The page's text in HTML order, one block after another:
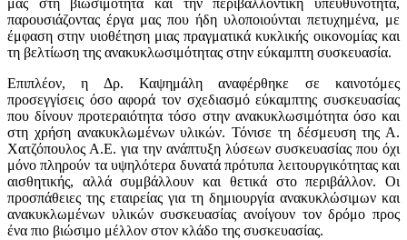
μας στη βιωσιμότητα και την περιβαλλοντική υπευθυνότητα,
παρουσιάζοντας έργα μας που ήδη υλοποιούνται πετυχημένα, με
έμφαση στην υιοθέτηση μιας πραγματικά κυκλικής οικονομίας και
τη βελτίωση της ανακυκλωσιμότητας στην εύκαμπτη συσκευασία.
Επιπλέον, η Δρ. Καψημάλη αναφέρθηκε σε καινοτόμες
προσεγγίσεις όσο αφορά τον σχεδιασμό εύκαμπτης συσκευασίας
που δίνουν προτεραιότητα τόσο στην ανακυκλωσιμότητα όσο και
στη χρήση ανακυκλωμένων υλικών. Τόνισε τη δέσμευση της Α.
Χατζόπουλος Α.Ε. για την ανάπτυξη λύσεων συσκευασίας που όχι
μόνο πληρούν τα υψηλότερα δυνατά πρότυπα λειτουργικότητας και
αισθητικής, αλλά συμβάλλουν και θετικά στο περιβάλλον. Οι
προσπάθειες της εταιρείας για τη δημιουργία ανακυκλώσιμων και
ανακυκλωμένων υλικών συσκευασίας ανοίγουν τον δρόμο προς
ένα πιο βιώσιμο μέλλον στον κλάδο της συσκευασίας.